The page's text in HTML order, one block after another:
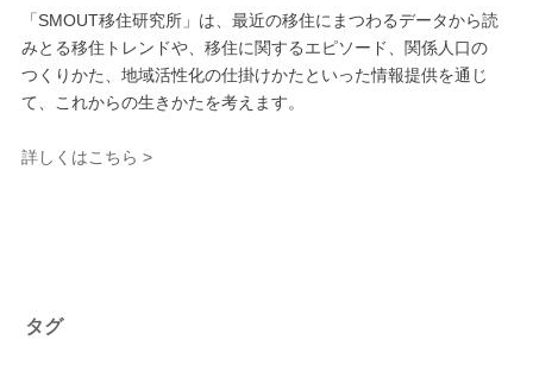
「SMOUT移住研究所」は、最近の移住にまつわるデータから読
みとる移住トレンドや、移住に関するエピソード、関係人口の
つくりかた、地域活性化の仕掛けかたといった情報提供を通じ
て、これからの生きかたを考えます。
詳しくはこちら >
タグ